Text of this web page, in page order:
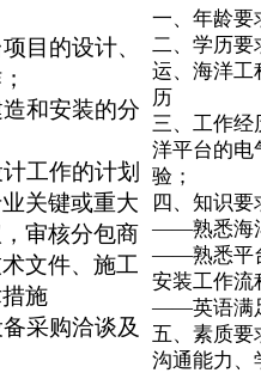
目的设计、
和安装的分
工作的计划
关键或重大
审核分包商
文件、施工
施
采购洽谈及
一、年龄要
二、学历要
运、海洋工
历
三、工作经
洋平台的电
验；
四、知识要
——熟悉海
——熟悉平
安装工作流
——英语满
五、素质要
沟通能力、